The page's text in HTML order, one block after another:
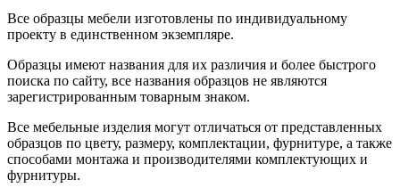
Все образцы мебели изготовлены по индивидуальному
проекту в единственном экземпляре.
Образцы имеют названия для их различия и более быстрого
поиска по сайту, все названия образцов не являются
зарегистрированным товарным знаком.
Все мебельные изделия могут отличаться от представленных
образцов по цвету, размеру, комплектации, фурнитуре, а также
способами монтажа и производителями комплектующих и
фурнитуры.